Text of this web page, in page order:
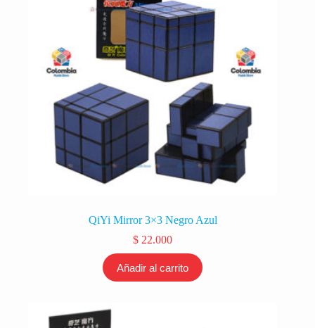
QiYi Mirror 3×3 Negro Azul
$ 22.000
Añadir al carrito